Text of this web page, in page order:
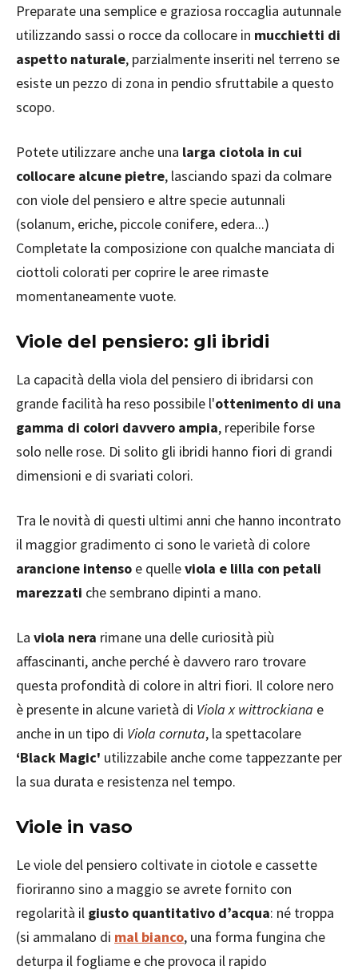
Preparate una semplice e graziosa roccaglia autunnale
utilizzando sassi o rocce da collocare in mucchietti di
aspetto naturale, parzialmente inseriti nel terreno se
esiste un pezzo di zona in pendio sfruttabile a questo
scopo.
Potete utilizzare anche una larga ciotola in cui
collocare alcune pietre, lasciando spazi da colmare
con viole del pensiero e altre specie autunnali
(solanum, eriche, piccole conifere, edera...)
Completate la composizione con qualche manciata di
ciottoli colorati per coprire le aree rimaste
momentaneamente vuote.
Viole del pensiero: gli ibridi
La capacità della viola del pensiero di ibridarsi con
grande facilità ha reso possibile l'ottenimento di una
gamma di colori davvero ampia, reperibile forse
solo nelle rose. Di solito gli ibridi hanno fiori di grandi
dimensioni e di svariati colori.
Tra le novità di questi ultimi anni che hanno incontrato
il maggior gradimento ci sono le varietà di colore
arancione intenso e quelleviola e lilla con petali
marezzati che sembrano dipinti a mano.
La viola nera rimane una delle curiosità più
affascinanti, anche perché è davvero raro trovare
questa profondità di colore in altri fiori. Il colore nero
è presente in alcune varietà di Viola x wittrockiana e
anche in un tipo di Viola cornuta, la spettacolare
‘Black Magic' utilizzabile anche come tappezzante per
la sua durata e resistenza nel tempo.
Viole in vaso
Le viole del pensiero coltivate in ciotole e cassette
fioriranno sino a maggio se avrete fornito con
regolarità il giusto quantitativo d’acqua: né troppa
(si ammalano di mal bianco, una forma fungina che
deturpa il fogliame e che provoca il rapido